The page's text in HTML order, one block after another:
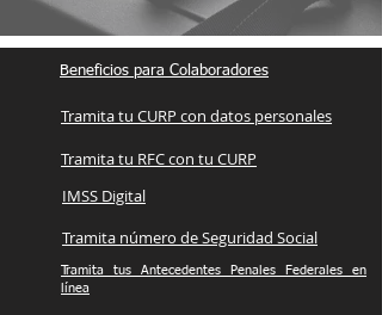
Beneficios para Colaboradores
Tramita tu CURP con datos personales
Tramita tu RFC con tu CURP
IMSS Digital
Tramita número de Seguridad Social
Tramita tus Antecedentes Penales Federales en
línea